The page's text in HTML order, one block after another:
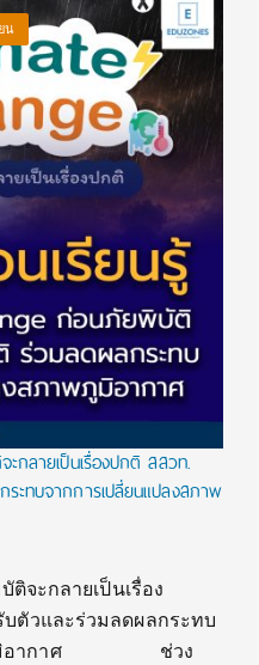
น
กลายเป็นเรื่องปกติ สสวท.
ะทบจากการเปลี่ยนแปลงสภาพ
ติจะกลายเป็นเรื่อง
ตัวและร่วมลดผลกระทบ
าพภูมิอากาศ ช่วง